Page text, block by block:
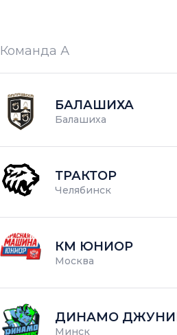
Команда А
БАЛАШИХА
Балашиха
ТРАКТОР
Челябинск
КМ ЮНИОР
Москва
ДИНАМО
Минск